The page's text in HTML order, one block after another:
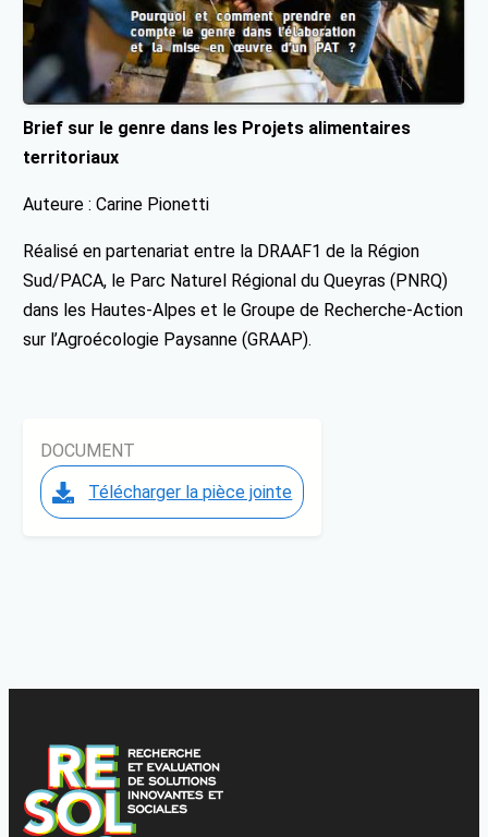
Brief sur le genre dans les Projets alimentaires
territoriaux
Auteure : Carine Pionetti
Réalisé en partenariat entre la DRAAF1 de la Région
Sud/PACA, le Parc Naturel Régional du Queyras (PNRQ)
dans les Hautes-Alpes et le Groupe de Recherche-Action
sur l’Agroécologie Paysanne (GRAAP).
DOCUMENT
Télécharger la pièce jointe